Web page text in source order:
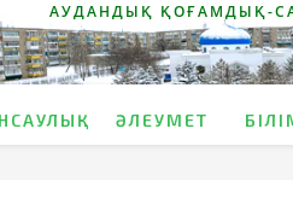
АУДАНДЫҚ ҚОҒАМДЫҚ-
ӘЛЕУМЕТ